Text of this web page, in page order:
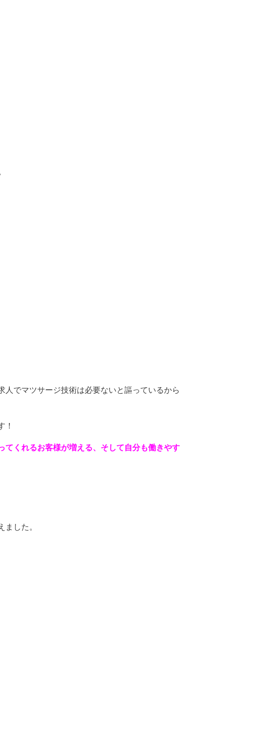
でマツサージ技術は必要ないと謳っているから
！
てくれるお客様が増える、そして自分も働きやす
した。